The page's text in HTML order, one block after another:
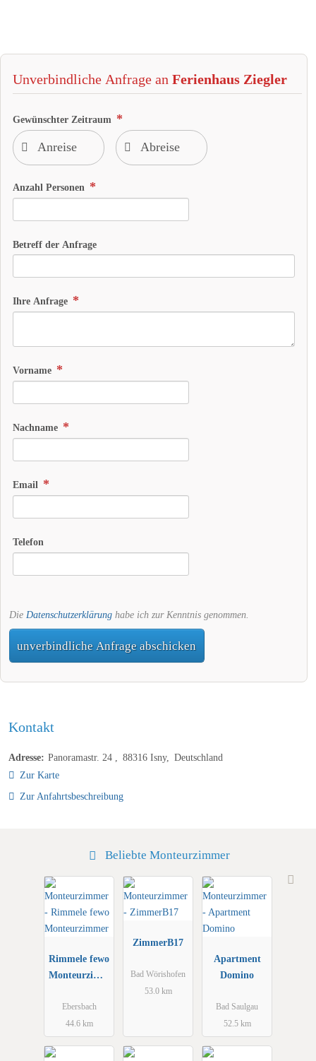
Unverbindliche Anfrage an Ferienhaus Ziegler
Gewünschter Zeitraum
Anzahl Personen
Betreff der Anfrage
Ihre Anfrage
Vorname
Nachname
Email
Telefon
Die Datenschutzerklärung habe ich zur Kenntnis genommen.
unverbindliche Anfrage abschicken
Kontakt
Adresse: Panoramastr. 24 88316 Isny
Deutschland
Zur Karte
Zur Anfahrtsbeschreibung
Beliebte Monteurzimmer
Rimmele fewo
Monteurzimm
Ebersbach
44.6 km
ZimmerB17
Bad Wörishofen
53.0 km
Apartment
Domino
Bad Saulgau
52.5 km